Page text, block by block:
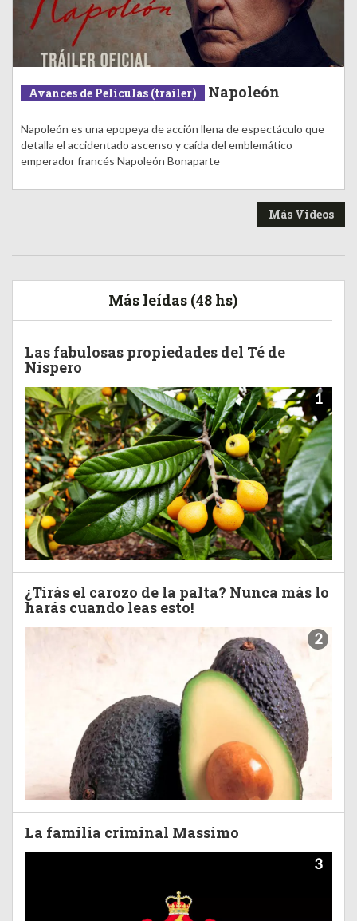
Avances de Películas (trailer) Napoleón
Napoleón es una epopeya de acción llena de espectáculo que
detalla el accidentado ascenso y caída del emblemático
emperador francés Napoleón Bonaparte
Más Videos
Más leídas (48 hs)
Las fabulosas propiedades del Té de
Níspero
1
¿Tirás el carozo de la palta? Nunca más lo
harás cuando leas esto!
2
La familia criminal Massimo
3